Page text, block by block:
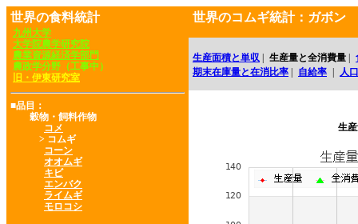
世界の食料統計
九州大学
大学院農学研究院
農業資源経済学部門
農政学分野（工事中）
旧・伊東研究室
■品目：
穀物・飼料作物
コメ
> コムギ
コーン
オオムギ
キビ
エンバク
ライムギ
モロコシ
世界のコムギ統計：ガボン
生産面積と単収 生産量と全消費量
期末在庫量と在消比率
自給率 人口
生